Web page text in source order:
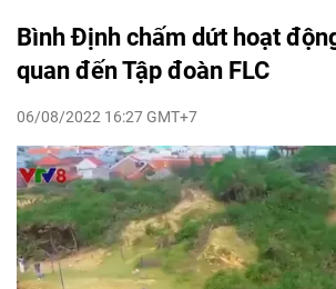
Bình Định chấm dứt hoạt
quan đến Tập đoàn FLC
06/08/2022 16:27 GMT+7